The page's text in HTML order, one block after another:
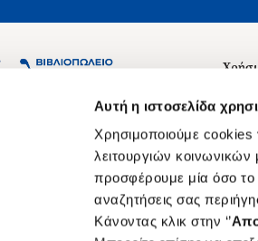
Αυτή η ιστοσελίδα
Χρησιμοποιούμε cookies
λειτουργιών
προσφέρουμε μία όσο το
αναζητήσεις σας
Κάνοντας κλικ στην ‘’
1-3, Αθήνα 106 79